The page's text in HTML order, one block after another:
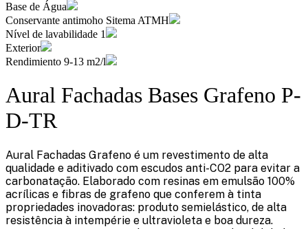
Base de Água
Conservante antimoho Sitema ATMH
Nível de lavabilidade 1
Exterior
Rendimiento 9-13 m2/l
Aural Fachadas Bases Grafeno P-
D-TR
Aural Fachadas Grafeno é um revestimento de alta
qualidade e aditivado com escudos anti-CO2 para evitar a
carbonatação. Elaborado com resinas em emulsão 100%
acrílicas e fibras de grafeno que conferem à tinta
propriedades inovadoras: produto semielástico, de alta
resistência à intempérie e ultravioleta e boa dureza.